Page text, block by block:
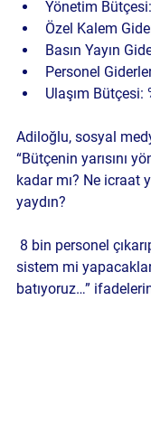
Yönetim
Özel Kalem
Basın Yayın
Personel
Ulaşım
Adiloğlu, sosyal
“Bütçenin yarısını
kadar mı? Ne icraat
yaydın?
sistem mi
batıyoruz…”